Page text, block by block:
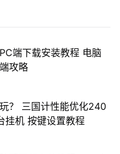
端下载安装教程 电脑
攻略
？ 三国计性能优化240
挂机 按键设置教程